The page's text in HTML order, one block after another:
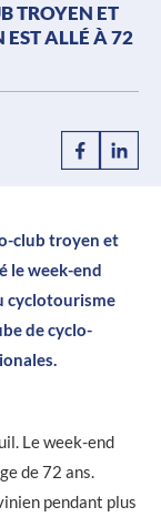
TROYEN ET
EST ALLÉ À 72
club troyen et
le week-end
cyclotourisme
de cyclo-
Le week-end
de 72 ans.
pendant plus